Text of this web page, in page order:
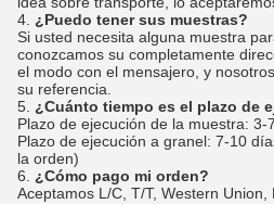
4. ¿Puedo tener sus muestras?
Si usted necesita alguna muestra
conozcamos su completamente
el modo con el mensajero, y
su referencia.
5. ¿Cuánto tiempo es el plazo de
Plazo de ejecución de la muestra: 3-
Plazo de ejecución a granel: 7-10
la orden)
6. ¿Cómo pago mi orden?
Aceptamos L/C, T/T, Western Union,